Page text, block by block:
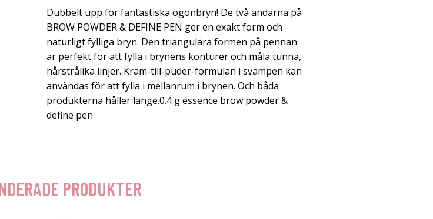
Dubbelt upp för fantastiska ögonbryn! De två ändarna på
BROW POWDER & DEFINE PEN ger en exakt form och
naturligt fylliga bryn. Den triangulära formen på pennan
är perfekt för att fylla i brynens konturer och måla tunna,
hårstrålika linjer. Kräm-till-puder-formulan i svampen kan
användas för att fylla i mellanrum i brynen. Och båda
produkterna håller länge.0.4 g essence brow powder &
define pen
PRODUKTER